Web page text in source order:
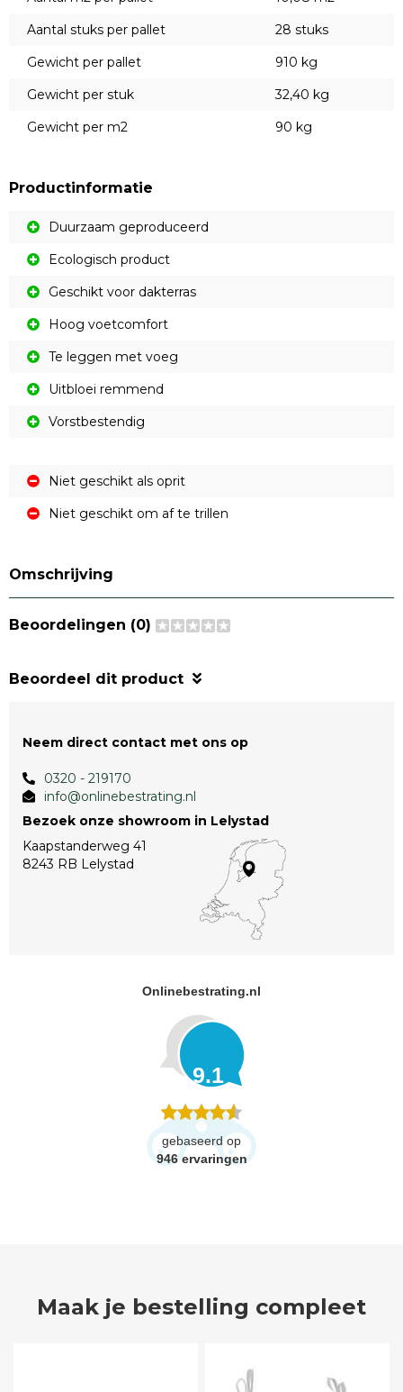
Aantal stuks per pallet
28 stuks
Gewicht per pallet
910 kg
Gewicht per stuk
32,40 kg
Gewicht per m2
90 kg
Productinformatie
Duurzaam geproduceerd
Ecologisch product
Geschikt voor dakterras
Hoog voetcomfort
Te leggen met voeg
Uitbloei remmend
Vorstbestendig
Niet geschikt als oprit
Niet geschikt om af te trillen
Omschrijving
Beoordelingen (0)
Beoordeel dit product
Neem direct contact met ons op
0320 - 219170
info@onlinebestrating.nl
Bezoek onze showroom in Lelystad
Kaapstanderweg 41
8243 RB Lelystad
Onlinebestrating.nl
9.1
gebaseerd op
946 ervaringen
Maak je bestelling compleet